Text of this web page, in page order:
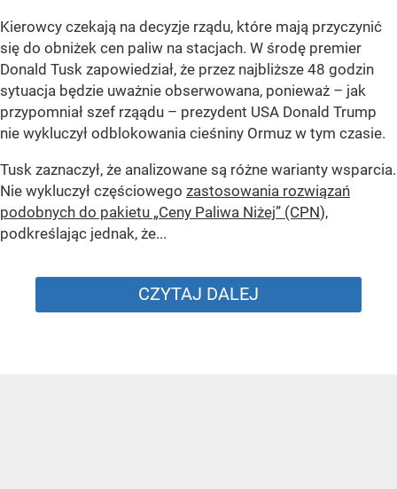
Kierowcy czekają na decyzje rządu, które mają przyczynić
się do obniżek cen paliw na stacjach. W środę premier
Donald Tusk zapowiedział, że przez najbliższe 48 godzin
sytuacja będzie uważnie obserwowana, ponieważ – jak
przypomniał szef rząądu – prezydent USA Donald Trump
nie wykluczył odblokowania cieśniny Ormuz w tym czasie.
Tusk zaznaczył, że analizowane są różne warianty wsparcia.
Nie wykluczył częściowego zastosowania rozwiązań
podobnych do pakietu „Ceny Paliwa Niżej” (CPN),
podkreślając jednak, że...
CZYTAJ DALEJ